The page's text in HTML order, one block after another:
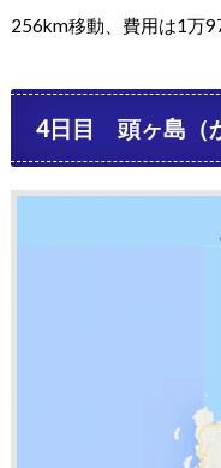
256km移動、費用は1万
4日目 頭ヶ島（